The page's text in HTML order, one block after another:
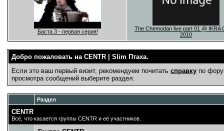
Баста 3 - первая серия!
The Chemodan live part 01 @ IKRA
2010
Добро пожаловать на CENTR | Slim Птаха.
Если это ваш первый визит, рекомендуем почитать справку по
просмотра сообщений выберите раздел.
Раздел
CENTR
Всё, что касается группы CENTR и её участников.